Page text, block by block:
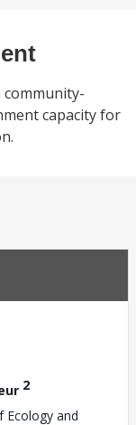
capacity for
2
Ecology and